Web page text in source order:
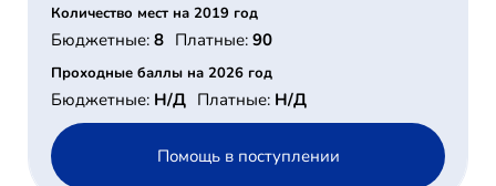
Количество мест на 2019 год
Бюджетные: 8 Платные: 90
Проходные баллы на 2026 год
Бюджетные: Н/Д Платные: Н/Д
Помощь в поступлении